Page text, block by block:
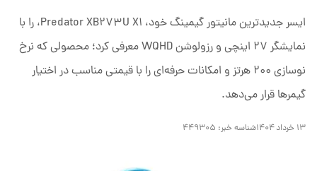
ایسر جدیدترین مانیتور گیمینگ خود، Predator XB۲۷۳U X۱، را با
نمایشگر ۲۷ اینچی و رزولوشن WQHD معرفی کرد؛ محصولی که نرخ
نوسازی ۲۰۰ هرتز و امکانات حرفه‌ای را با قیمتی مناسب در اختیار
گیمرها قرار می‌دهد.
۱۳ خرداد ۱۴۰۴ شناسه خبر: ۴۴۹۳۰۵